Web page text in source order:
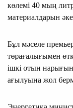
көлемі 40 мың
материалдарын
Бұл мәселе
төрағалығымен
ішкі отын
ағылуына жол